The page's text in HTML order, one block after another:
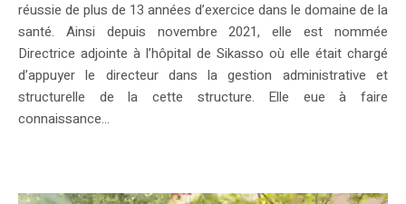
réussie de plus de 13 années d’exercice dans le domaine de la
santé. Ainsi depuis novembre 2021, elle est nommée
Directrice adjointe à l’hôpital de Sikasso où elle était chargé
d’appuyer le directeur dans la gestion administrative et
structurelle de la cette structure. Elle eue à faire
connaissance...